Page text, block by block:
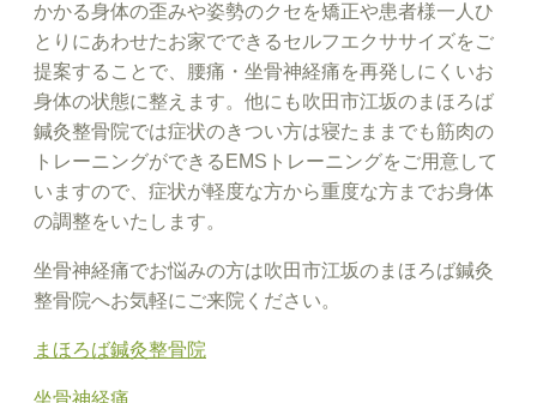
かかる身体の歪みや姿勢のクセを矯正や患者様一人ひ
とりにあわせたお家でできるセルフエクササイズをご
提案することで、腰痛・坐骨神経痛を再発しにくいお
身体の状態に整えます。他にも吹田市江坂のまほろば
鍼灸整骨院では症状のきつい方は寝たままでも筋肉の
トレーニングができるEMSトレーニングをご用意して
いますので、症状が軽度な方から重度な方までお身体
の調整をいたします。
坐骨神経痛でお悩みの方は吹田市江坂のまほろば鍼灸
整骨院へお気軽にご来院ください。
まほろば鍼灸整骨院